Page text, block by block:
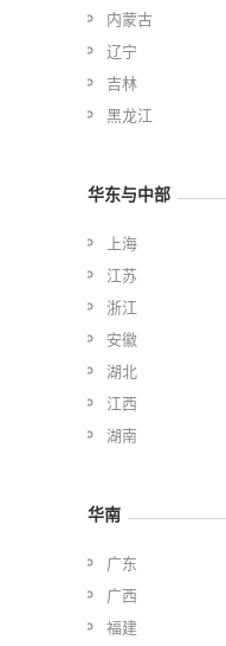
内蒙古
辽宁
吉林
黑龙江
华东与中部
上海
江苏
浙江
安徽
湖北
江西
湖南
华南
广东
广西
福建